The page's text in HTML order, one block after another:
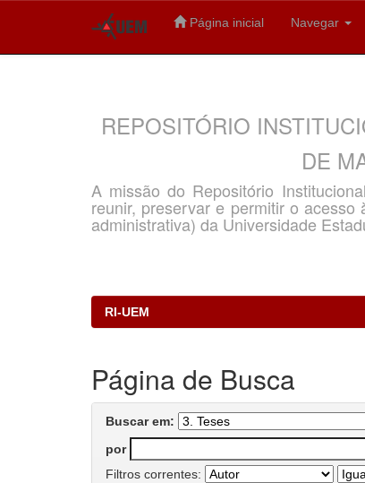
Página inicial Navegar
REPOSITÓRIO
DE
A missão do Repositório
reunir, preservar e permitir o
administrativa) da Universidade
RI-UEM
Página de Busca
Buscar em:
por
Filtros correntes: